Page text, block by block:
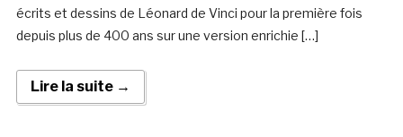
écrits et dessins de Léonard de Vinci pour la première fois
depuis plus de 400 ans sur une version enrichie […]
Lire la suite →